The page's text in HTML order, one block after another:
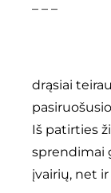
– – –
drąsiai
Iš patirties
sprendimai
įvairių, net